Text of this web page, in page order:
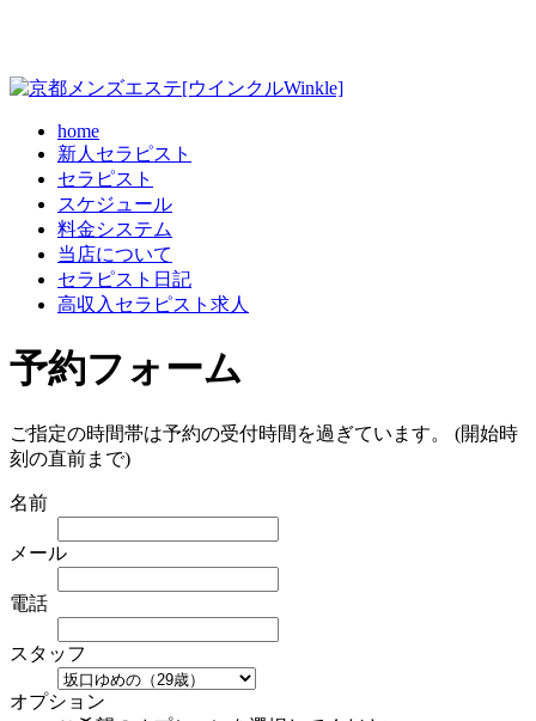
home
新人セラピスト
セラピスト
スケジュール
料金システム
当店について
セラピスト日記
高収入セラピスト求人
予約フォーム
ご指定の時間帯は予約の受付時間を過ぎています。 (開始時
刻の直前まで)
名前
メール
電話
スタッフ
オプション